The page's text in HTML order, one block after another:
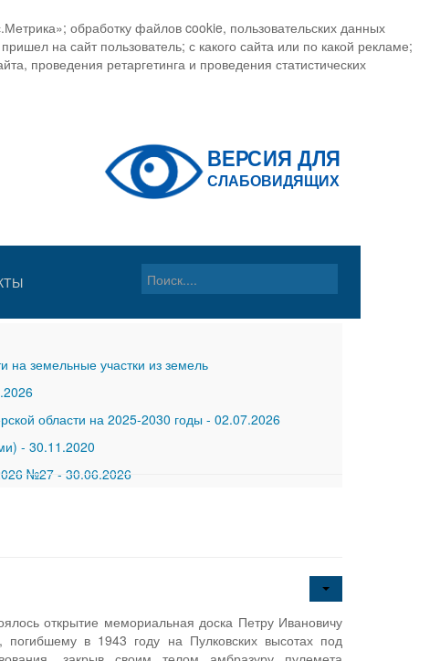
обработку файлов cookie, пользовательских данных
на сайт пользователь; с какого сайта или по какой рекламе;
проведения ретаргетинга и проведения статистических
земельные участки из земель
области на 2025-2030 годы - 02.07.2026
- 30.11.2020
№27 - 30.06.2026
открытие мемориальная доска Петру Ивановичу
погибшему в 1943 году на Пулковских высотах под